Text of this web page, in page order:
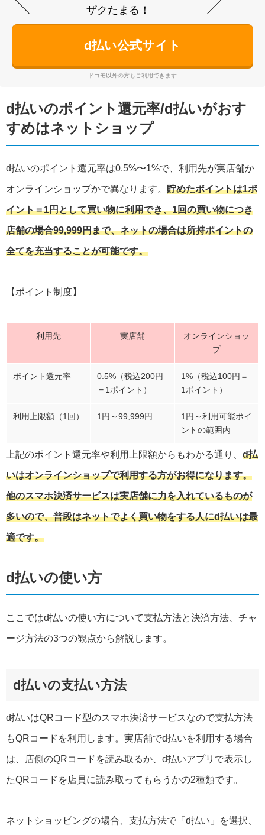
ザクたまる！
d払い公式サイト
ドコモ以外の方もご利用できます
d払いのポイント還元率/d払いがおす
すめはネットショップ
d払いのポイント還元率は0.5%〜1%で、利用先が実店舗か
オンラインショップかで異なります。 貯めたポイントは1ポ
イント＝1円として買い物に利用でき、1回の買い物につき
店舗の場合99,999円まで、ネットの場合は所持ポイントの
全てを充当することが可能です。
【ポイント制度】
利用先 実店舗
オンラインショッ
プ
ポイント還元率
0.5%（税込200円
＝1ポイント）
1%（税込100円＝
1ポイント）
利用上限額（1回） 1円～99,999円
1円～利用可能ポイ
ントの範囲内
上記のポイント還元率や利用上限額からもわかる通り、 d払
いはオンラインショップで利用する方がお得になります。
他のスマホ決済サービスは実店舗に力を入れているものが
多いので、普段はネットでよく買い物をする人にd払いは最
適です。
d払いの使い方
ここではd払いの使い方について支払方法と決済方法、チャ
ージ方法の3つの観点から解説します。
d払いの支払い方法
d払いはQRコード型のスマホ決済サービスなので支払方法
もQRコードを利用します。実店舗でd払いを利用する場合
は、店側のQRコードを読み取るか、d払いアプリで表示し
たQRコードを店員に読み取ってもらうかの2種類です。
ネットショッピングの場合、支払方法で「d払い」を選択、